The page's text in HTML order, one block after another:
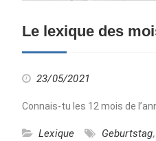
Le lexique des
23/05/2021
Connais-tu les 12 mois de
Lexique Geburtstag,